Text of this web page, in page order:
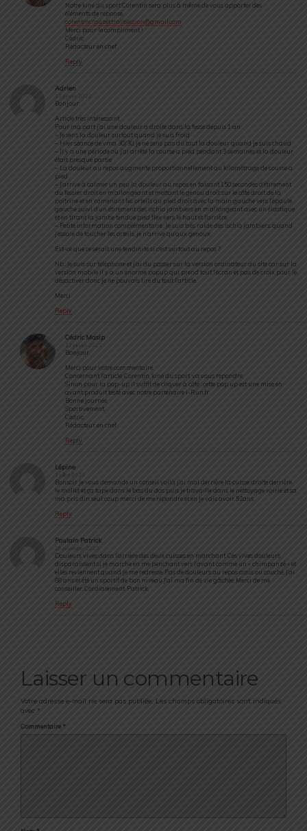
Notre kiné du sport Corentin sera plus à même de vous apporter des
éléments de réponse.
corentincrouzet.trailsession@gmail.com
Merci pour le compliment !
Cédric
Rédacteur en chef
Reply
Adrien
13 janvier 2023
Bonjour
Article très intéressant.
Pour ma part j’ai une douleur a droite dans la fesse depuis 1 an :
– Je sens la douleur surtout quand je suis froid
– Hier séance de vma 30/30, je ne sens pas du tout la douleur quand je suis chaud
– Il y a une période où j’ai arrêté la course a pied pendant 3 semaines et la douleur
était presque partie
– La douleur au repos augmente proportionnellement au kilométrage de course a
pied
– J’arrive à calmer un peu la douleur au repos en faisant 150 secondes d’étirement
du fessier droit en m’allongeant et mettant le genou droit sur le côté droit de la
poitrine et en ramenant les orteils du pied droit avec la main gauche vers l’épaule
gauche suivi d’un étirement des ischio jambiers en m’allongeant avec un élastique
et en tirant la jambe tendue pied flex vers le haut et l’arrière.
– Petite information complémentaire : Je suis très raide des ischio jambiers, quand
j’essaie de toucher les orteils, je n’arrive qu’aux genoux.
Est-ce que ce serait une tendinite si c’est surtout au repos ?
Nb : Je suis sur téléphone et j’ai du passer sur la version ordinateur du site car sur la
version mobile il y a un énorme popup qui prend tout l’écran et pas de croix pour le
désactiver donc je ne pouvais lire du tout l’article.
Merci
Reply
Cédric Masip
13 janvier 2023
Bonjour,
Merci pour votre commentaire.
Concernant l’article, Corentin, kiné du sport, va vous répondre.
Sinon pour la pop-up il suffit de cliquer à côté : cette pop up est une mise en
avant produit testé avec notre partenaire i-Run.fr
Bonne journée,
Sportivement,
Cédric
Rédacteur en chef
Reply
Lépine
1 juillet 2023
Bonsoir je vous demande un conseil voilà j’ai mal derrière la cuisse droite derrière
le mollet et ça tape dans le bas du dos puis je travaille dans le nettoyage voirie et sa
ma pris din seul coup merci de me répondre et en je vais avoir 52ans
Reply
Poulain Patrick
16 novembre 2025
Douleurs vives dans l’arrière des deux cuisses en marchant. Ces vives douleurs
disparaissent si je marche en me penchant vers l’avant comme un « chimpanzé » et
elles reviennent quand je me redresse. Pas de douleurs au repos assis ou couché. J’ai
88 ans et été un sportif de bon niveau J’ai ma fin de vie gâchée. Merci de me
conseiller. Cordialement. Patrick.
Reply
Laisser un commentaire
Votre adresse e-mail ne sera pas publiée. Les champs obligatoires sont indiqués
avec *
Commentaire *